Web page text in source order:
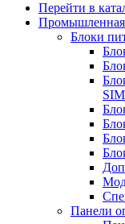
Перейти в
Промышленная
Блоки
Панели